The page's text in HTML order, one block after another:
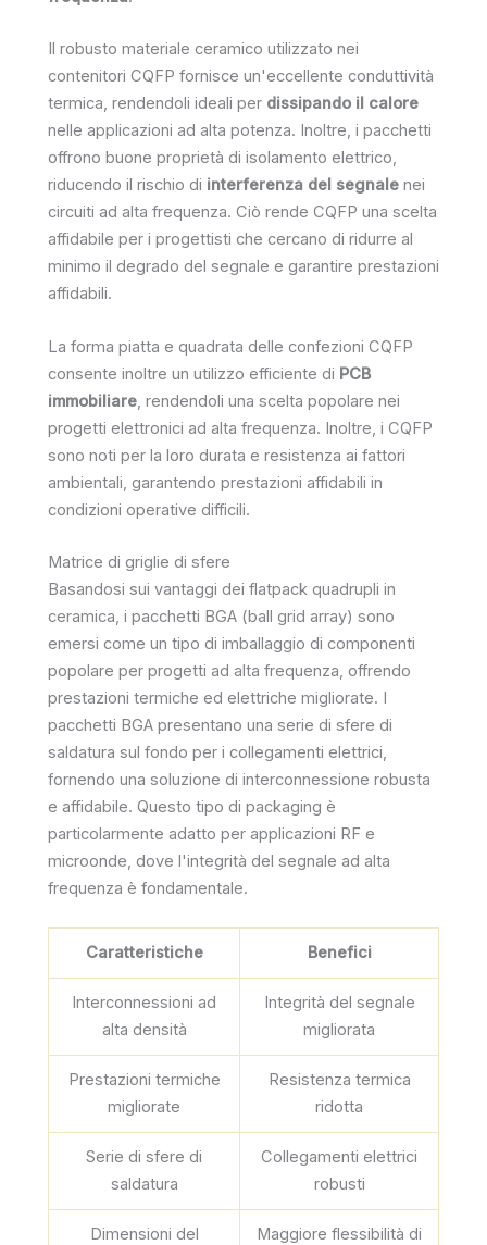
Il robusto materiale ceramico utilizzato nei
contenitori CQFP fornisce un'eccellente conduttività
termica, rendendoli ideali per dissipando il calore
nelle applicazioni ad alta potenza. Inoltre, i pacchetti
offrono buone proprietà di isolamento elettrico,
riducendo il rischio di interferenza del segnale nei
circuiti ad alta frequenza. Ciò rende CQFP una scelta
affidabile per i progettisti che cercano di ridurre al
minimo il degrado del segnale e garantire prestazioni
affidabili.
La forma piatta e quadrata delle confezioni CQFP
consente inoltre un utilizzo efficiente di PCB
immobiliare , rendendoli una scelta popolare nei
progetti elettronici ad alta frequenza. Inoltre, i CQFP
sono noti per la loro durata e resistenza ai fattori
ambientali, garantendo prestazioni affidabili in
condizioni operative difficili.
Matrice di griglie di sfere
Basandosi sui vantaggi dei flatpack quadrupli in
ceramica, i pacchetti BGA (ball grid array) sono
emersi come un tipo di imballaggio di componenti
popolare per progetti ad alta frequenza, offrendo
prestazioni termiche ed elettriche migliorate. I
pacchetti BGA presentano una serie di sfere di
saldatura sul fondo per i collegamenti elettrici,
fornendo una soluzione di interconnessione robusta
e affidabile. Questo tipo di packaging è
particolarmente adatto per applicazioni RF e
microonde, dove l'integrità del segnale ad alta
frequenza è fondamentale.
Caratteristiche Benefici
Interconnessioni ad
alta densità
Integrità del segnale
migliorata
Prestazioni termiche
migliorate
Resistenza termica
ridotta
Serie di sfere di
saldatura
Collegamenti elettrici
robusti
Dimensioni del
Maggiore flessibilità di